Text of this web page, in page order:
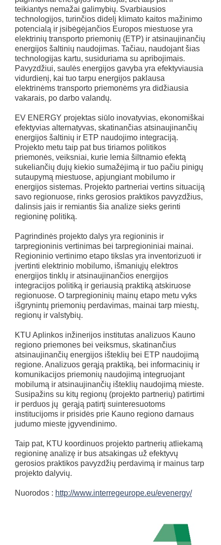
teikiantys nemažai galimybių. Svarbiausios
technologijos, turinčios didelį klimato kaitos mažinimo
potencialą ir įsibėgėjančios Europos miestuose yra
elektrinių transporto priemonių (ETP) ir atsinaujinančių
energijos šaltinių naudojimas. Tačiau, naudojant šias
technologijas kartu, susiduriama su apribojimais.
Pavyzdžiui, saulės energijos gavyba yra efektyviausia
vidurdienį, kai tuo tarpu energijos paklausa
elektrinėms transporto priemonėms yra didžiausia
vakarais, po darbo valandų.
EV ENERGY projektas siūlo inovatyvias, ekonomiškai
efektyvias alternatyvas, skatinančias atsinaujinančių
energijos šaltinių ir ETP naudojimo integraciją.
Projekto metu taip pat bus tiriamos politikos
priemonės, veiksniai, kurie lemia šiltnamio efektą
sukeliančių dujų kiekio sumažėjimą ir tuo pačiu pinigų
sutaupymą miestuose, apjungiant mobilumo ir
energijos sistemas. Projekto partneriai vertins situaciją
savo regionuose, rinks gerosios praktikos pavyzdžius,
dalinsis jais ir remiantis šia analize sieks gerinti
regioninę politiką.
Pagrindinės projekto dalys yra regioninis ir
tarpregioninis vertinimas bei tarpregioniniai mainai.
Regioninio vertinimo etapo tikslas yra inventorizuoti ir
įvertinti elektrinio mobilumo, išmaniųjų elektros
energijos tinklų ir atsinaujinančios energijos
integracijos politiką ir geriausią praktiką atskiruose
regionuose. O tarpregioninių mainų etapo metu vyks
išgrynintų priemonių perdavimas, mainai tarp miestų,
regionų ir valstybių.
KTU Aplinkos inžinerijos institutas analizuos Kauno
regiono priemones bei veiksmus, skatinančius
atsinaujinančių energijos išteklių bei ETP naudojimą
regione. Analizuos gerąją praktiką, bei informacinių ir
komunikacijos priemonių naudojimą integruojant
mobilumą ir atsinaujinančių išteklių naudojimą mieste.
Susipažins su kitų regionų (projekto partnerių) patirtimi
ir perduos jų gerąją patirtį suinteresuotoms
institucijoms ir prisidės prie Kauno regiono darnaus
judumo mieste įgyvendinimo.
Taip pat, KTU koordinuos projekto partnerių atliekamą
regioninę analizę ir bus atsakingas už efektyvų
gerosios praktikos pavyzdžių perdavimą ir mainus tarp
projekto dalyvių.
Nuorodos : http://www.interregeurope.eu/evenergy/